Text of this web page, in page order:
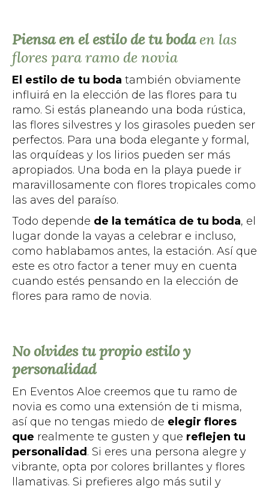
Piensa en el estilo de tu bodaen las
flores para ramo de novia
El estilo de tu boda también obviamente
influirá en la elección de las flores para tu
ramo. Si estás planeando una boda rústica,
las flores silvestres y los girasoles pueden ser
perfectos. Para una boda elegante y formal,
las orquídeas y los lirios pueden ser más
apropiados. Una boda en la playa puede ir
maravillosamente con flores tropicales como
las aves del paraíso.
Todo depende de la temática de tu boda, el
lugar donde la vayas a celebrar e incluso,
como hablabamos antes, la estación. Así que
este es otro factor a tener muy en cuenta
cuando estés pensando en la elección de
flores para ramo de novia.
No olvides tu propio estilo y
personalidad
En Eventos Aloe creemos que tu ramo de
novia es como una extensión de ti misma,
así que no tengas miedo de elegir flores
que realmente te gusten y que reflejen tu
personalidad. Si eres una persona alegre y
vibrante, opta por colores brillantes y flores
llamativas. Si prefieres algo más sutil y